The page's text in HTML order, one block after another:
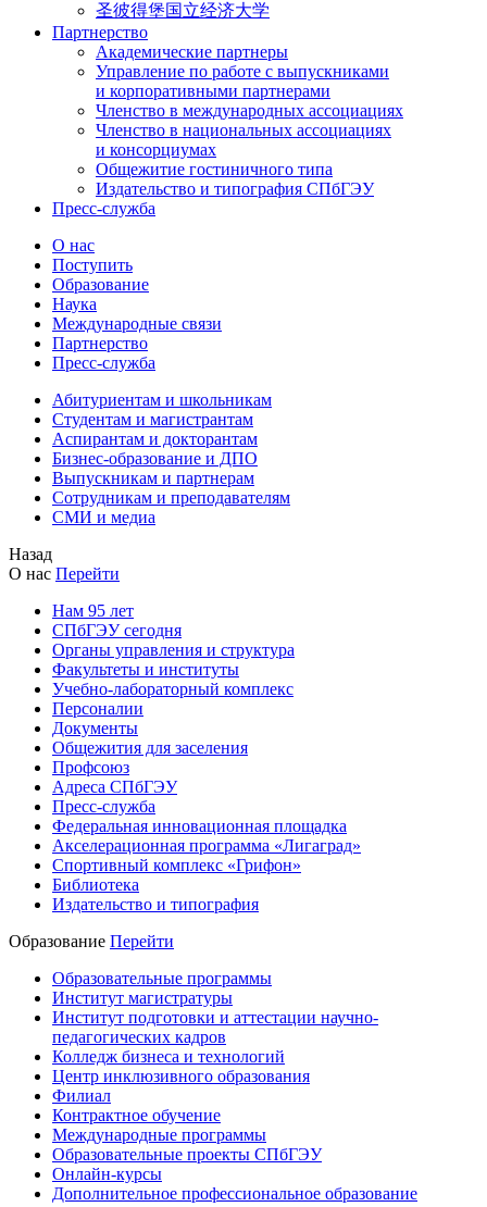
圣彼得堡国立经济大学
Партнерство
Академические партнеры
Управление по работе с выпускниками
и корпоративными партнерами
Членство в международных ассоциациях
Членство в национальных ассоциациях
и консорциумах
Общежитие гостиничного типа
Издательство и типография СПбГЭУ
Пресс-служба
О нас
Поступить
Образование
Наука
Международные связи
Партнерство
Пресс-служба
Абитуриентам и школьникам
Студентам и магистрантам
Аспирантам и докторантам
Бизнес-образование и ДПО
Выпускникам и партнерам
Сотрудникам и преподавателям
СМИ и медиа
Назад
О нас Перейти
Нам 95 лет
СПбГЭУ сегодня
Органы управления и структура
Факультеты и институты
Учебно-лабораторный комплекс
Персоналии
Документы
Общежития для заселения
Профсоюз
Адреса СПбГЭУ
Пресс-служба
Федеральная инновационная площадка
Акселерационная программа «Лигаград»­­
Спортивный комплекс «Грифон»
Библиотека
Издательство и типография
Образование Перейти
Образовательные программы
Институт магистратуры
Институт подготовки и аттестации научно-
педагогических кадров
Колледж бизнеса и технологий
Центр инклюзивного образования
Филиал
Контрактное обучение
Международные программы
Образовательные проекты СПбГЭУ
Онлайн-курсы
Дополнительное профессиональное образование